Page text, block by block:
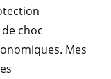
choc
Mes